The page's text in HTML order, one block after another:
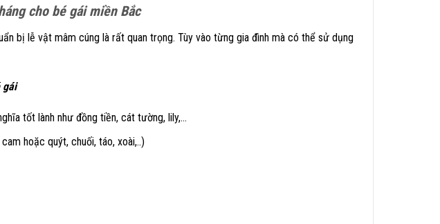
cho bé gái miền Bắc
bị lễ vật mâm cúng là rất quan trọng. Tùy vào từng gia đình mà có thể sử dụng
gái
tốt lành như đồng tiền, cát tường, lily,…
hoặc quýt, chuối, táo, xoài,..)